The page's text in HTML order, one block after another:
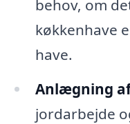
behov, om
køkkenhave
have.
Anlægning
jordarbejde